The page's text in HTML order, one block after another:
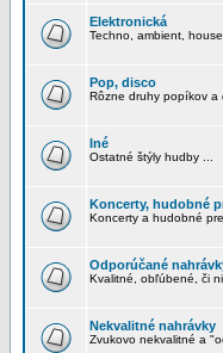
Elektronická
Techno, ambient,
Pop, disco
Rôzne druhy popíkov a
Iné
Ostatné štýly hudby ...
Koncerty, hudobné
Koncerty a hudobné
Odporúčané
Kvalitné, obľúbené, či
Nekvalitné nahrávky
Zvukovo nekvalitné a